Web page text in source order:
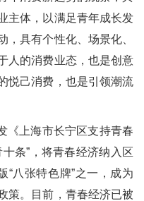
主体，以满足青年成长发
，具有个性化、场景化、
人的消费业态，也是创意
悦己消费，也是引领潮流
上海市长宁区支持青春
条”，将青春经济纳入区
“八张特色牌”之一，成为
策。目前，青春经济已被